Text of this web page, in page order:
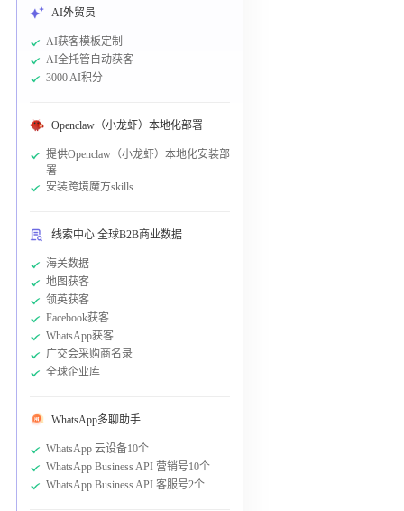
AI外贸员
AI获客模板定制
AI全托管自动获客
3000 AI积分
Openclaw（小龙虾）本地化部署
提供Openclaw（小龙虾）本地化安装部
署
安装跨境魔方skills
线索中心 全球B2B商业数据
海关数据
地图获客
领英获客
Facebook获客
WhatsApp获客
广交会采购商名录
全球企业库
WhatsApp多聊助手
WhatsApp 云设备10个
WhatsApp Business API 营销号10个
WhatsApp Business API 客服号2个